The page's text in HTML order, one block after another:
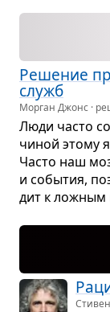
Реше­ние
служб
Морган Джонс ·
Люди часто
чи­ной этому
Часто наш
и собы­тия,
дит к лож­ным